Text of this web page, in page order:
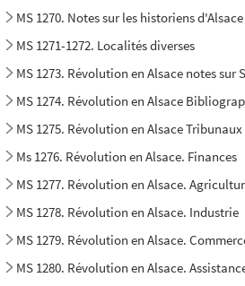
MS 1270. Notes sur les historiens
MS 1271-1272. Localités diverses
MS 1273. Révolution en Alsace notes sur
MS 1274. Révolution en Alsace
MS 1275. Révolution en Alsace Tribunaux
Ms 1276. Révolution en Alsace. Finances
MS 1277. Révolution en Alsace.
MS 1278. Révolution en Alsace. Industrie
MS 1279. Révolution en Alsace.
MS 1280. Révolution en Alsace.